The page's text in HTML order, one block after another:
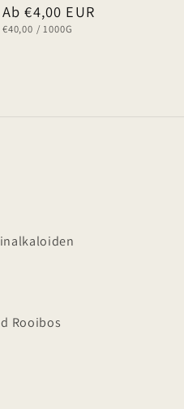
Normaler
Preis
Ab €4,00 EUR
GRUNDPREIS
€40,00 / PRO
1000G
Rooibos